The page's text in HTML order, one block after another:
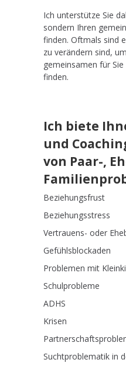
Ich unterstütze Sie
sondern Ihren
finden. Oftmals sind
zu verändern sind,
gemeinsamen für
finden.
Ich biete
und
von Paar-,
Beziehungsfrust
Beziehungsstress
Vertrauens- oder
Gefühlsblockaden
Problemen mit
Schulprobleme
ADHS
Krisen
Suchtproblematik in